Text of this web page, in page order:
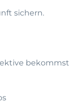
sichern.
bekommst